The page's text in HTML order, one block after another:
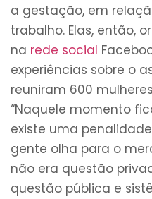
a gestação, em
trabalho. Elas, então,
na rede social
experiências sobre o
reuniram 600
“Naquele momento
existe uma
gente olha para o
não era questão
questão pública e